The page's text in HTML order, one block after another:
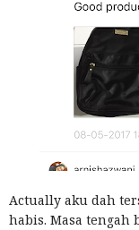
Actually aku dah
habis. Masa tengah